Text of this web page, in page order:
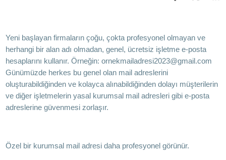
Yeni başlayan firmaların çoğu, çokta profesyonel olmayan ve
herhangi bir alan adı olmadan, genel, ücretsiz işletme e-posta
hesaplarını kullanır. Örneğin:ornekmailadresi2023@gmail.com
Günümüzde herkes bu genel olan mail adreslerini
oluşturabildiğinden ve kolayca alınabildiğinden dolayı müşterilerin
ve diğer işletmelerin yasal kurumsal mail adresleri gibi e-posta
adreslerine güvenmesi zorlaşır.
Özel bir kurumsal mail adresi daha profesyonel görünür.